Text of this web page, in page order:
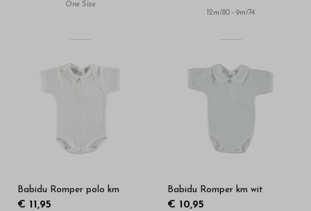
One Size
12m/80 - 9m/74
Babidu Romper polo km
€ 11,95
Babidu Romper km wit
€ 10,95